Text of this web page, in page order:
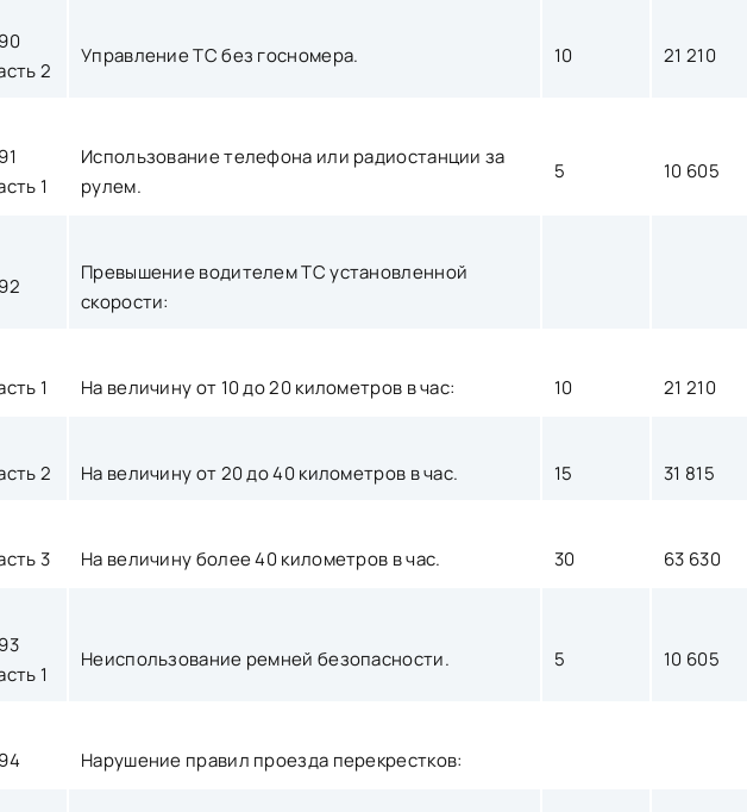
2
Управление ТС без госномера. 10 21 210
1
Использование телефона или радиостанции за
рулем.
5 10 605
Превышение водителем ТС установленной
скорости:
1 На величину от 10 до 20 километров в час: 10 21 210
2 На величину от 20 до 40 километров в час. 15 31 815
3 На величину более 40 километров в час. 30 63 630
1
Неиспользование ремней безопасности. 5 10 605
Нарушение правил проезда перекрестков: